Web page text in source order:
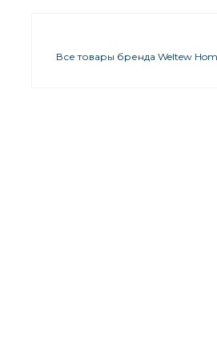
Все товары бренда Weltew